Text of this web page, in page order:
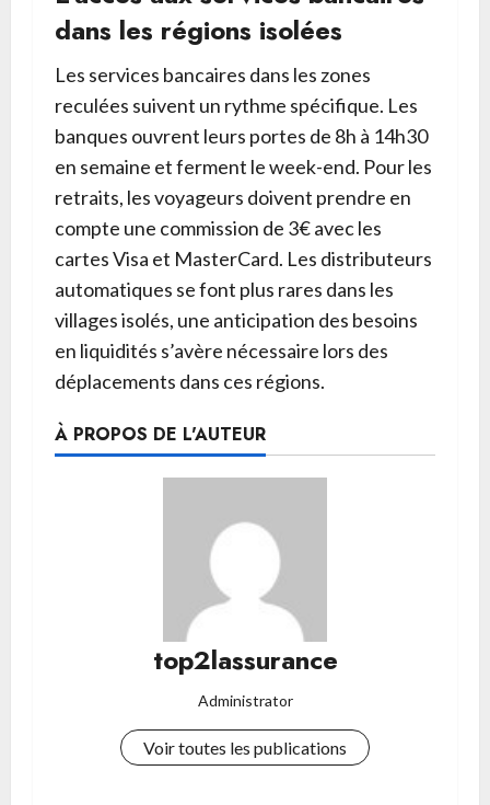
dans les régions isolées
Les services bancaires dans les zones
reculées suivent un rythme spécifique. Les
banques ouvrent leurs portes de 8h à 14h30
en semaine et ferment le week-end. Pour les
retraits, les voyageurs doivent prendre en
compte une commission de 3€ avec les
cartes Visa et MasterCard. Les distributeurs
automatiques se font plus rares dans les
villages isolés, une anticipation des besoins
en liquidités s’avère nécessaire lors des
déplacements dans ces régions.
À PROPOS DE L'AUTEUR
top2lassurance
Administrator
Voir toutes les publications